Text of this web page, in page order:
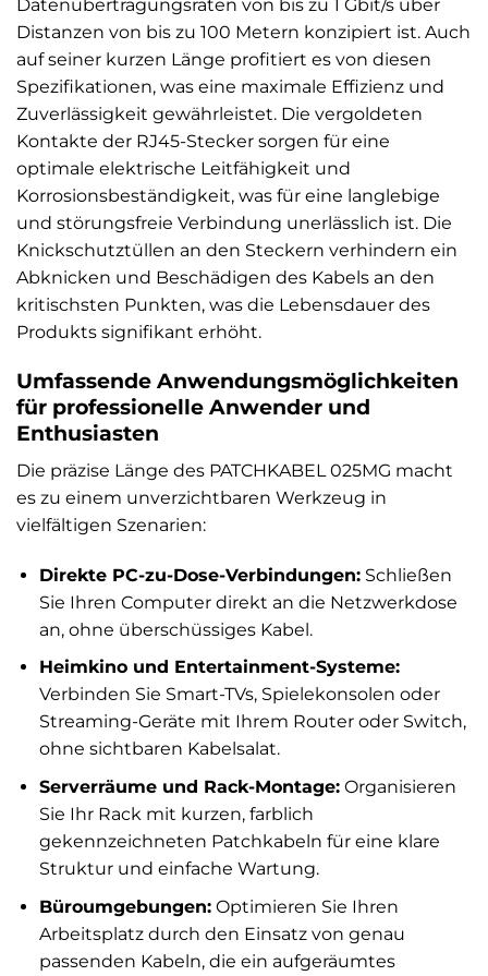
Datenübertragungsraten von bis zu 1 Gbit/s über
Distanzen von bis zu 100 Metern konzipiert ist. Auch
auf seiner kurzen Länge profitiert es von diesen
Spezifikationen, was eine maximale Effizienz und
Zuverlässigkeit gewährleistet. Die vergoldeten
Kontakte der RJ45-Stecker sorgen für eine
optimale elektrische Leitfähigkeit und
Korrosionsbeständigkeit, was für eine langlebige
und störungsfreie Verbindung unerlässlich ist. Die
Knickschutztüllen an den Steckern verhindern ein
Abknicken und Beschädigen des Kabels an den
kritischsten Punkten, was die Lebensdauer des
Produkts signifikant erhöht.
Umfassende Anwendungsmöglichkeiten
für professionelle Anwender und
Enthusiasten
Die präzise Länge des PATCHKABEL 025MG macht
es zu einem unverzichtbaren Werkzeug in
vielfältigen Szenarien:
Direkte PC-zu-Dose-Verbindungen:Schließen
Sie Ihren Computer direkt an die Netzwerkdose
an, ohne überschüssiges Kabel.
Heimkino und Entertainment-Systeme:
Verbinden Sie Smart-TVs, Spielekonsolen oder
Streaming-Geräte mit Ihrem Router oder Switch,
ohne sichtbaren Kabelsalat.
Serverräume und Rack-Montage:Organisieren
Sie Ihr Rack mit kurzen, farblich
gekennzeichneten Patchkabeln für eine klare
Struktur und einfache Wartung.
Büroumgebungen:Optimieren Sie Ihren
Arbeitsplatz durch den Einsatz von genau
passenden Kabeln, die ein aufgeräumtes